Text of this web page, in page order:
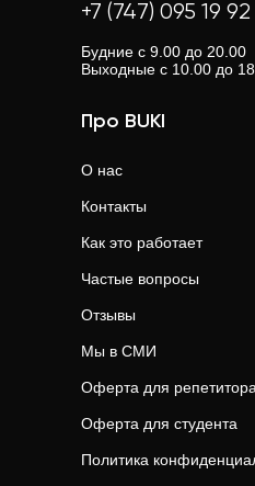
+7 (747) 095 19 92
Будние с 9.00 до 20.00
Выходные с 10.00 до
Про BUKI
О нас
Контакты
Как это работает
Частые вопросы
Отзывы
Мы в СМИ
Оферта для репетитора
Оферта для студента
Политика